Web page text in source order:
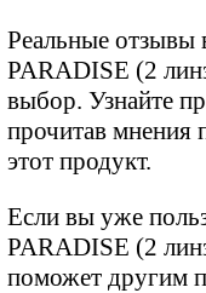
Реальные отзывы
PARADISE (2
выбор. Узнайте
прочитав мнения
этот продукт.
Если вы уже
PARADISE (2
поможет другим